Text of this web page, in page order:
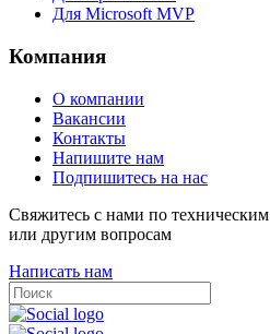
Для Microsoft MVP
Компания
О компании
Вакансии
Контакты
Напишите нам
Подпишитесь на нас
Свяжитесь с нами по техническим
или другим вопросам
Написать нам